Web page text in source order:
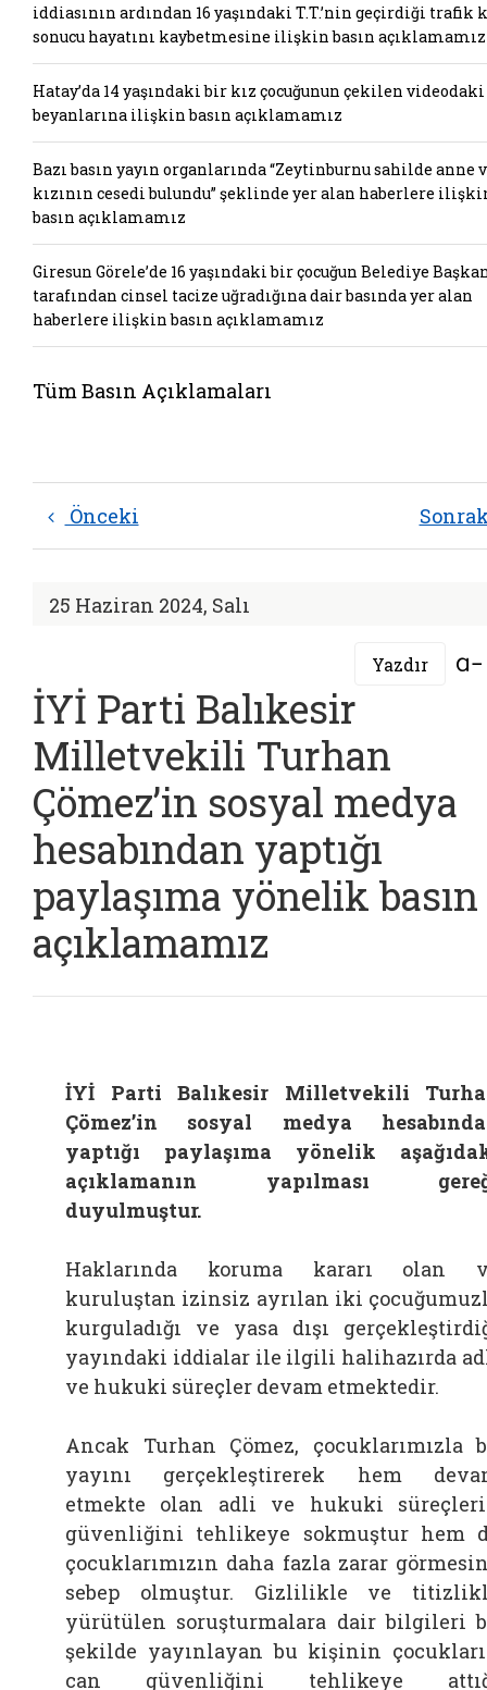
iddiasının ardından 16 yaşındaki T.T.’nin geçirdiği trafik
sonucu hayatını kaybetmesine ilişkin basın açıklamamız
Hatay’da 14 yaşındaki bir kız çocuğunun çekilen videodaki
beyanlarına ilişkin basın açıklamamız
Bazı basın yayın organlarında “Zeytinburnu sahilde anne
kızının cesedi bulundu” şeklinde yer alan haberlere
basın açıklamamız
Giresun Görele’de 16 yaşındaki bir çocuğun Belediye
tarafından cinsel tacize uğradığına dair basında yer alan
haberlere ilişkin basın açıklamamız
Tüm Basın Açıklamaları
Önceki
25 Haziran 2024, Salı
Yazdır
İYİ Parti Balıkesir
Milletvekili Turhan
Çömez’in sosyal medya
hesabından yaptığı
paylaşıma yönelik basın
açıklamamız
İYİ Parti Balıkesir Milletvekili
Çömez’in sosyal medya
yaptığı paylaşıma yönelik
açıklamanın yapılması
duyulmuştur.
Haklarında koruma kararı olan
kuruluştan izinsiz ayrılan iki
kurguladığı ve yasa dışı
yayındaki iddialar ile ilgili halihazırda
ve hukuki süreçler devam etmektedir.
Ancak Turhan Çömez, çocuklarımızla
yayını gerçekleştirerek hem
etmekte olan adli ve hukuki
güvenliğini tehlikeye sokmuştur hem
çocuklarımızın daha fazla zarar
sebep olmuştur. Gizlilikle ve
yürütülen soruşturmalara dair bilgileri
şekilde yayınlayan bu kişinin
can güvenliğini tehlikeye